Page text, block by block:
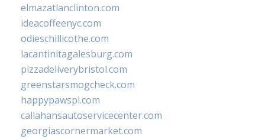
elmazatlanclinton.com
ideacoffeenyc.com
odieschillicothe.com
lacantinitagalesburg.com
pizzadeliverybristol.com
greenstarsmogcheck.com
happypawspl.com
callahansautoservicecenter.com
georgiascornermarket.com